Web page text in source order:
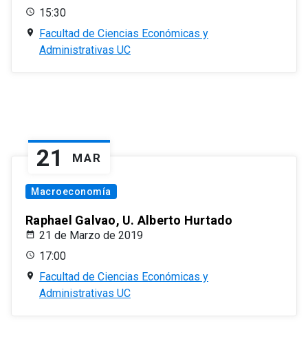
15:30
Facultad de Ciencias Económicas y
Administrativas UC
21 MAR
Macroeconomía
Raphael Galvao, U. Alberto Hurtado
21 de Marzo de 2019
17:00
Facultad de Ciencias Económicas y
Administrativas UC